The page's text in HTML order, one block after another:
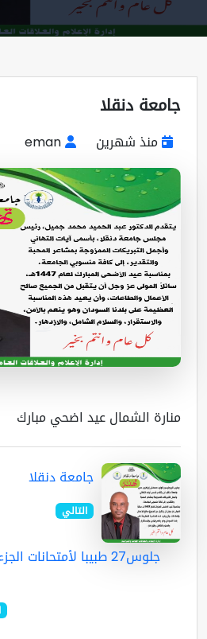
دنقلا
منذ شهرين eman
الشمال عيد اضحي مبارك
جامعة دنقلا
التالي
جلوس27 طبيبا لأمتحانات الجزء الأول
السابق